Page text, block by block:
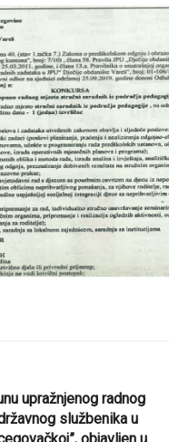
upražnjenog radnog
službenika u